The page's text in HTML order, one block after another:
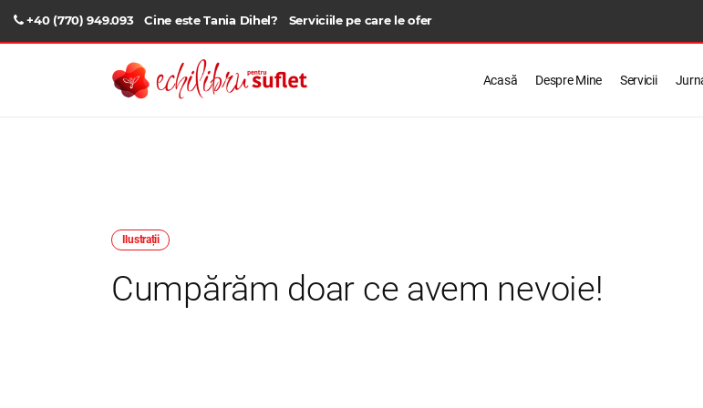
+40 (770) 949.093 Cine este Tania Dihel? Serviciile pe care le ofer
Acasă Despre Mine Servicii
Ilustrații
Cumpărăm doar ce avem nevoie!